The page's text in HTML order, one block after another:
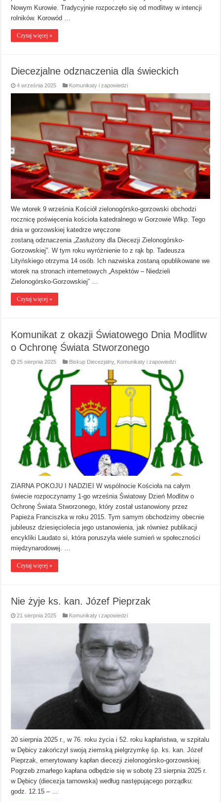
Nowym Kurowie. Tradycyjnie rozpoczęło się od modlitwy w intencji
rolników. Korowód …
Czytaj więcej »
Diecezjalne odznaczenia dla świeckich
4 września 2025 Komunikaty i zapowiedzi
We wtorek 9 września Kościół zielonogórsko-gorzowski obchodzi
rocznicę poświęcenia kościoła katedralnego w Gorzowie Wlkp. Tego
dnia w gorzowskiej katedrze wręczone
zostaną odznaczenia „Zasłużony dla Diecezji Zielonogórsko-
Gorzowskiej”. W tym roku wyróżnienie to z rąk bp. Tadeusza
Lityńskiego otrzyma 14 osób. Ich nazwiska zostaną opublikowane we
wtorek na stronach internetowych „Aspektów – Niedzieli
Zielonogórsko-Gorzowskiej” …
Czytaj więcej »
Komunikat z okazji Światowego Dnia Modlitw
o Ochronę Świata Stworzonego
25 sierpnia 2025 Biskup Diecezjalny, Komunikaty i zapowiedzi
ZIARNA POKOJU I NADZIEI W wspólnocie Kościoła na całym
świecie rozpoczynamy 1-go września Światowy Dzień Modlitw o
Ochronę Świata Stworzonego, który został ustanowiony przez
Papieża Franciszka w roku 2015. Tym samym obchodzimy obecnie
jubileusz dziesięciolecia jego ustanowienia, jak również publikacji
encykliki Laudato si, która poruszyła wiele sumień w społeczności
międzynarodowej. …
Czytaj więcej »
Nie żyje ks. kan. Józef Pieprzak
21 sierpnia 2025 Komunikaty i zapowiedzi
20 sierpnia 2025 r., w 76. roku życia i 52. roku kapłaństwa, w szpitalu
w Dębicy zakończył swoją ziemską pielgrzymkę śp. ks. kan. Józef
Pieprzak, emerytowany kapłan diecezji zielonogórsko-gorzowskiej.
Pogrzeb zmarłego kapłana odbędzie się w sobotę 23 sierpnia 2025 r.
w Dębicy (diecezja tarnowska) według następującego porządku:
godz. 12.15 – …